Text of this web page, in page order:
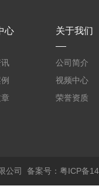
心 关于我们
公司简介
视频中心
荣誉资质
公司 备案号：粤ICP备